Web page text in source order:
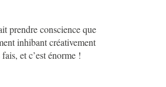
prendre conscience que
inhibant créativement
et c’est énorme !